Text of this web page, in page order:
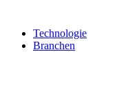
Technologie
Branchen